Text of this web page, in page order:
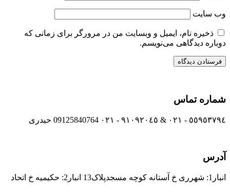
وب‌ سایت
ذخیره نام، ایمیل و وبسایت من در مرورگر برای زمانی که
دوباره دیدگاهی می‌نویسم.
شماره تماس
٥٥٩٥٣٧٩٤ - ٠٢١ & ٩١٠٩٢٠٤٥ - ٠٢١ 09125840764 حیدری
آدرس
انبار1: شهرری خ آستانه کوچه مسجدپلاک13 انبار2: حکیمیه خ اتحاد